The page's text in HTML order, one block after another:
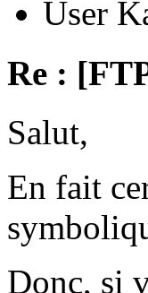
User
Re :
Salut,
En fait
Donc, si